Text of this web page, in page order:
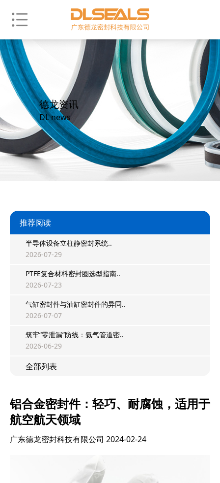
德龙资讯
DL news
推荐阅读
半导体设备立柱静密封系统..
2026-07-29
PTFE复合材料密封圈选型指南..
2026-07-23
气缸密封件与油缸密封件的异同..
2026-07-07
筑牢“零泄漏”防线：氨气管道密..
2026-06-29
全部列表
铝合金密封件：轻巧、耐腐蚀，适用于
航空航天领域
广东德龙密封科技有限公司 2024-02-24